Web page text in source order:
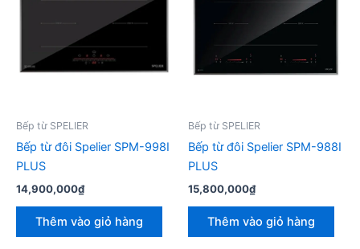
Bếp từ SPELIER
Bếp từ đôi Spelier SPM-998I
PLUS
14,900,000₫
Thêm vào giỏ hàng
Bếp từ SPELIER
Bếp từ đôi Spelier SPM-988I
PLUS
15,800,000₫
Thêm vào giỏ hàng